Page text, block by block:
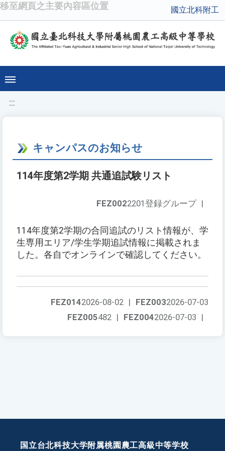
移至網頁之主要內容區位置 國立北科附工
:::
キャンパスのお知らせ
114年度第2学期 共通追試験リスト
FEZ0022201登録グループ |
114年度第2学期の合同追試のリスト情報が、学
生専用エリア/学生学期追試情報に掲載されま
した。各自でオンラインで確認してください。
FEZ0032026-07-03
FEZ0142026-08-02 |
FEZ0042026-07-03 |
FEZ005482 |
国立台北科技大学附属桃園農工高級中等学校